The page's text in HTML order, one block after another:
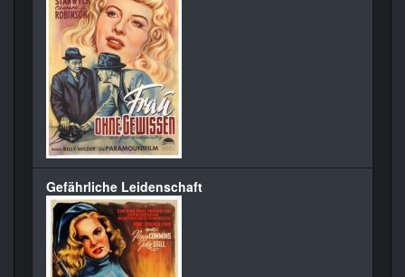
Gefährliche Leidenschaft